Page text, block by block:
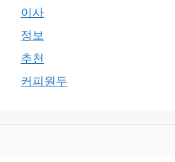
이사
정보
추천
커피원두